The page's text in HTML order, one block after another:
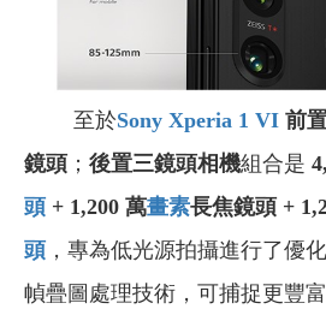
至於Sony Xperia 1 VI 前
鏡頭； 後置三鏡頭相機組合是
頭+ 1,200 萬畫素長焦鏡頭 +
頭，專為低光源拍攝進行了優
幀疊圖處理技術，可捕捉更豐